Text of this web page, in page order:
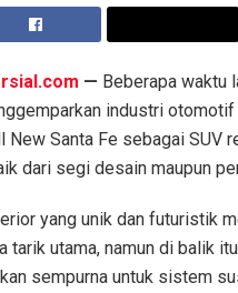
— Beberapa waktu
industri otomotif
New Santa Fe sebagai SUV
dari segi desain maupun
yang unik dan futuristik
tarik utama, namun di balik
sempurna untuk sistem